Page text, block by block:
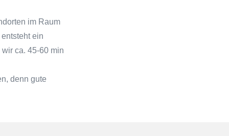
im Raum
ein
ca. 45-60 min
denn gute